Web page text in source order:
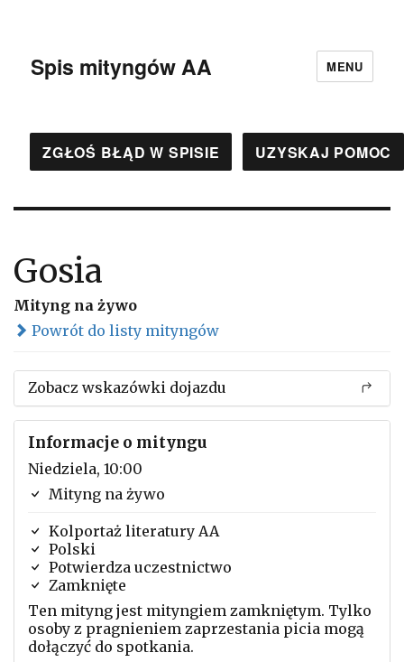
Spis mityngów AA MENU
ZGŁOŚ BŁĄD W SPISIE UZYSKAJ POMOC
Gosia
Mityng na żywo
Powrót do listy mityngów
Zobacz wskazówki dojazdu
Informacje o mityngu
Niedziela, 10:00
Mityng na żywo
Kolportaż literatury AA
Polski
Potwierdza uczestnictwo
Zamknięte
Ten mityng jest mityngiem zamkniętym. Tylko
osoby z pragnieniem zaprzestania picia mogą
dołączyć do spotkania.